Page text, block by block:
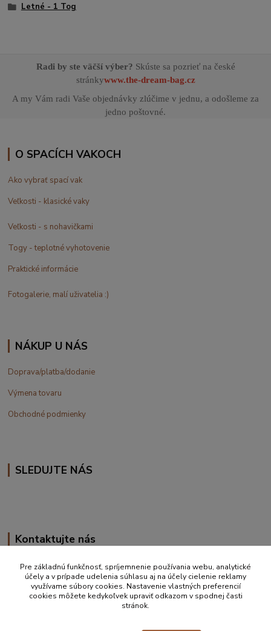
Letné - 1 Tog
Radi by ste väčší výber? Skúste sa pozrieť na české
stránkywww.the-dream-bag.cz
A my Vám radi Vaše objednávky zlúčime v jednu, a odošleme za
jedno poštovné.
O SPACÍCH VAKOCH
Ako vybrať spací vak
Veľkosti - klasické vaky
Veľkosti - s nohavičkami
Togy - teplotné vyhotovenie
Praktické informácie
Fotogalerie, malí uživatelia :)
NÁKUP U NÁS
Doprava/platba/dodanie
Výmena tovaru
Obchodné podmienky
SLEDUJTE NÁS
Kontaktujte nás
+420 777 610 855
info@vakynaspanie.sk
Pre základnú funkčnosť, spríjemnenie používania webu, analytické
účely a v prípade udelenia súhlasu aj na účely cielenie reklamy
využívame súbory cookies. Nastavenie vlastných preferencií
cookies môžete kedykoľvek upraviť odkazom v spodnej časti
stránok.